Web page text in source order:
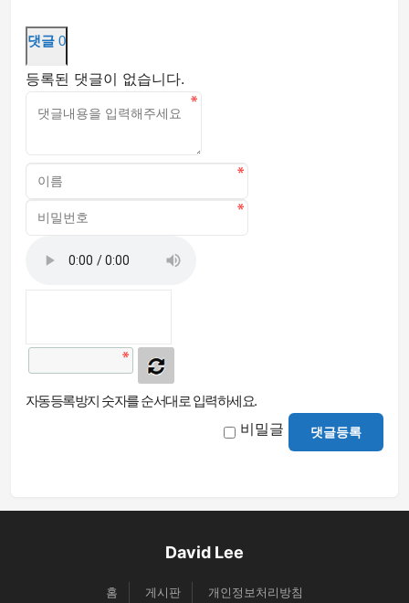
댓글 0
등록된 댓글이 없습니다.
자동등록방지 숫자를 순서대로 입력하세요.
비밀글 댓글등록
David Lee
홈 게시판 개인정보처리방침